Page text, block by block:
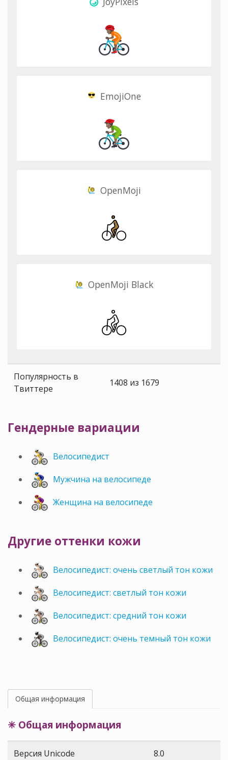
EmojiOne
OpenMoji
OpenMoji Black
Популярность в
Твиттере
1408 из 1679
Гендерные вариации
Велосипедист
Мужчина на велосипеде
Женщина на велосипеде
Другие оттенки кожи
Велосипедист: очень светлый тон кожи
Велосипедист: светлый тон кожи
Велосипедист: средний тон кожи
Велосипедист: очень темный тон кожи
Общая информация
✳ Общая информация
Версия Unicode 8.0